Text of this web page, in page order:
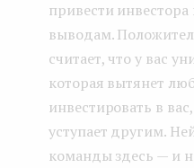
привести
выводам.
считает, что у вас
которая вытянет
инвестировать в
уступает другим.
команды здесь — и